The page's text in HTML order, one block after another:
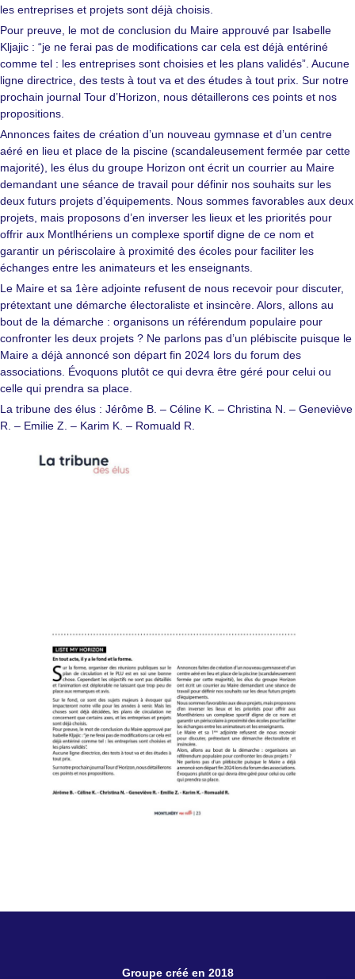
les entreprises et projets sont déjà choisis.
Pour preuve, le mot de conclusion du Maire approuvé par Isabelle
Kljajic : “je ne ferai pas de modifications car cela est déjà entériné
comme tel : les entreprises sont choisies et les plans validés”. Aucune
ligne directrice, des tests à tout va et des études à tout prix. Sur notre
prochain journal Tour d’Horizon, nous détaillerons ces points et nos
propositions.
Annonces faites de création d’un nouveau gymnase et d’un centre
aéré en lieu et place de la piscine (scandaleusement fermée par cette
majorité), les élus du groupe Horizon ont écrit un courrier au Maire
demandant une séance de travail pour définir nos souhaits sur les
deux futurs projets d’équipements. Nous sommes favorables aux deux
projets, mais proposons d’en inverser les lieux et les priorités pour
offrir aux Montlhériens un complexe sportif digne de ce nom et
garantir un périscolaire à proximité des écoles pour faciliter les
échanges entre les animateurs et les enseignants.
Le Maire et sa 1ère adjointe refusent de nous recevoir pour discuter,
prétextant une démarche électoraliste et insincère. Alors, allons au
bout de la démarche : organisons un référendum populaire pour
confronter les deux projets ? Ne parlons pas d’un plébiscite puisque le
Maire a déjà annoncé son départ fin 2024 lors du forum des
associations. Évoquons plutôt ce qui devra être géré pour celui ou
celle qui prendra sa place.
La tribune des élus : Jérôme B. – Céline K. – Christina N. – Geneviève
R. – Emilie Z. – Karim K. – Romuald R.
Groupe créé en 2018